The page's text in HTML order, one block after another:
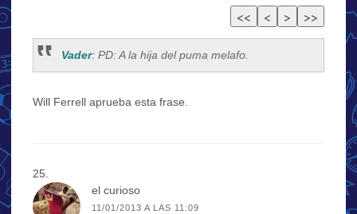
Vader: PD: A la hija del puma melafo.
Will Ferrell aprueba esta frase.
el curioso
11/01/2013 A LAS 11:09